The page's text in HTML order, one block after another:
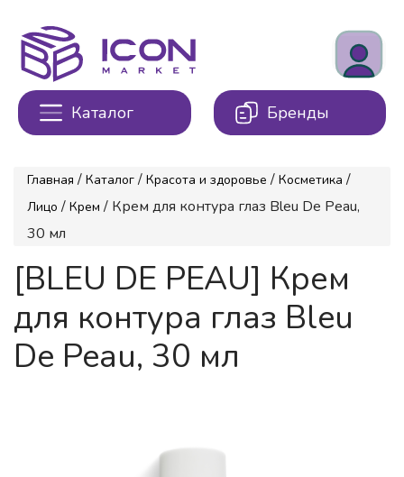
Каталог Бренды
Главная / Каталог / Красота и здоровье / Косметика /
Лицо / Крем / Крем для контура глаз Bleu De Peau,
30 мл
[BLEU DE PEAU] Крем
для контура глаз Bleu
De Peau, 30 мл